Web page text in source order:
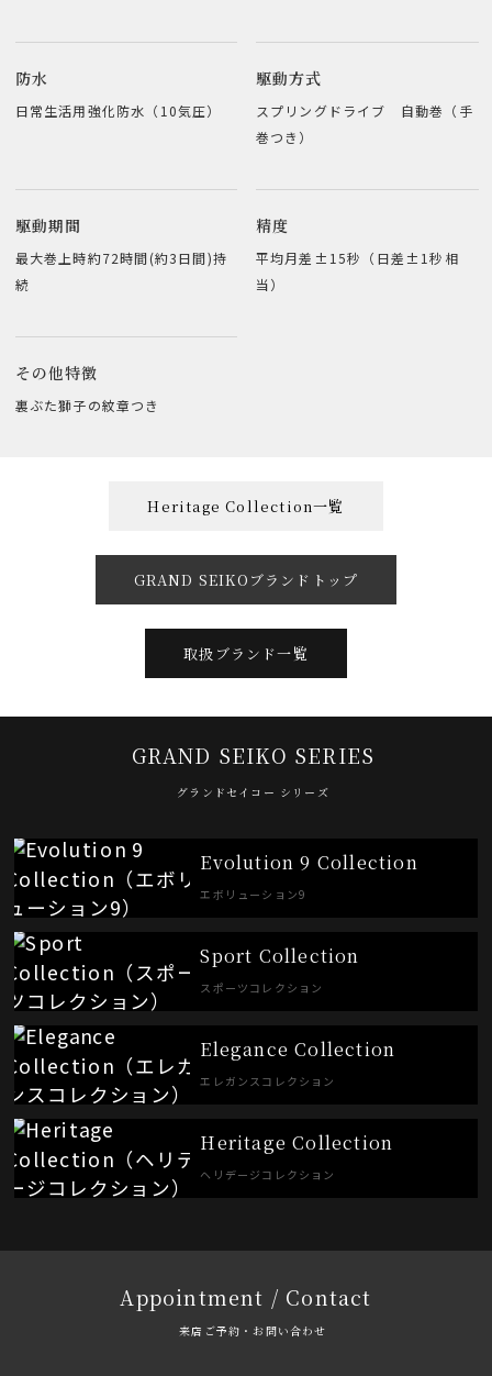
防水
日常生活用強化防水（10気圧）
駆動方式
スプリングドライブ 自動巻（手
巻つき）
駆動期間
最大巻上時約72時間(約3日間)持
続
精度
平均月差±15秒（日差±1秒相
当）
その他特徴
裏ぶた獅子の紋章つき
Heritage Collection一覧
GRAND SEIKOブランドトップ
取扱ブランド一覧
GRAND SEIKO SERIES
グランドセイコー シリーズ
Evolution 9 Collection
エボリューション9
Sport Collection
スポーツコレクション
Elegance Collection
エレガンスコレクション
Heritage Collection
ヘリデージコレクション
Appointment / Contact
来店ご予約・お問い合わせ